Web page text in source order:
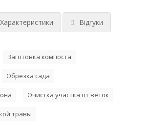
Характеристики Відгуки
Заготовка компоста
Обрезка сада
Очистка участка от веток
травы